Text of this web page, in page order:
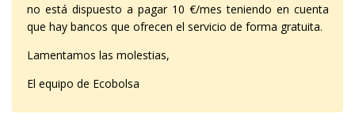
no está dispuesto a pagar 10 €/mes teniendo en cuenta
que hay bancos que ofrecen el servicio de forma gratuita.
Lamentamos las molestias,
El equipo de Ecobolsa